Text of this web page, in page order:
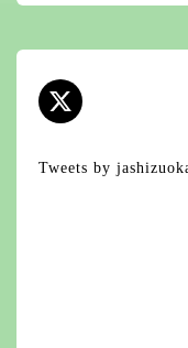
Tweets by